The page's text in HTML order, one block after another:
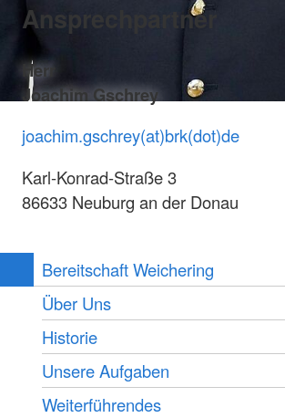
Ansprechpartner
Herr
Joachim Gschrey
joachim.gschrey(at)brk(dot)de
Karl-Konrad-Straße 3
86633 Neuburg an der Donau
Bereitschaft Weichering
Über Uns
Historie
Unsere Aufgaben
Weiterführendes